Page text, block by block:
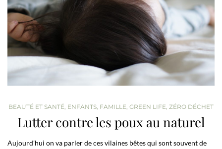
BEAUTÉ ET SANTÉ ENFANTS FAMILLE GREEN LIFE ZÉRO DÉCHET
Lutter contre les poux au naturel
Aujourd’hui on va parler de ces vilaines bêtes qui sont souvent de